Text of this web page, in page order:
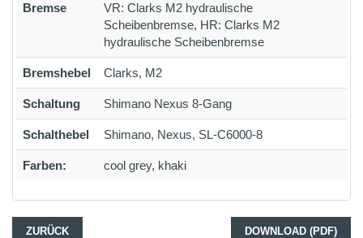
Bremse
VR: Clarks M2 hydraulische
Scheibenbremse, HR: Clarks M2
hydraulische Scheibenbremse
Bremshebel Clarks, M2
Schaltung Shimano Nexus 8-Gang
Schalthebel Shimano, Nexus, SL-C6000-8
Farben: cool grey, khaki
ZURÜCK DOWNLOAD (PDF)